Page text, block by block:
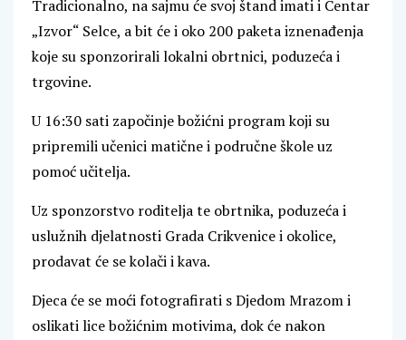
Tradicionalno, na sajmu će svoj štand imati i Centar
„Izvor“ Selce, a bit će i oko 200 paketa iznenađenja
koje su sponzorirali lokalni obrtnici, poduzeća i
trgovine.
U 16:30 sati započinje božićni program koji su
pripremili učenici matične i područne škole uz
pomoć učitelja.
Uz sponzorstvo roditelja te obrtnika, poduzeća i
uslužnih djelatnosti Grada Crikvenice i okolice,
prodavat će se kolači i kava.
Djeca će se moći fotografirati s Djedom Mrazom i
oslikati lice božićnim motivima, dok će nakon